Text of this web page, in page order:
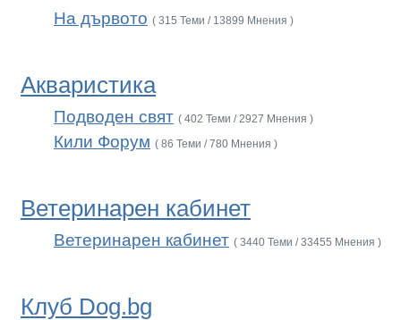
На дървото ( 315 Теми / 13899 Мнения )
Акваристика
Подводен свят ( 402 Теми / 2927 Мнения )
Кили Форум ( 86 Теми / 780 Мнения )
Ветеринарен кабинет
Ветеринарен кабинет ( 3440 Теми / 33455 Мнения )
Клуб Dog.bg